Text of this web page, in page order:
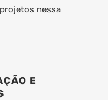
nessa
E